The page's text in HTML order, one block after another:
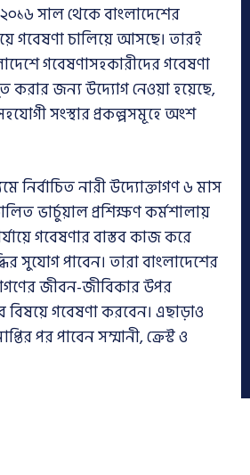
২০১৬ সাল থেকে বাংলাদেশের
গবেষণা চালিয়ে আসছে। তারই
গবেষণাসহকারীদের গবেষণা
করার জন্য উদ্যোগ নেওয়া হয়েছে,
সংস্থার প্রকল্পসমূহে অংশ
নির্বাচিত নারী উদ্যোক্তাগণ ৬ মাস
ভার্চুয়াল প্রশিক্ষণ কর্মশালায়
গবেষণার বাস্তব কাজ করে
সুযোগ পাবেন। তারা বাংলাদেশের
জীবন-জীবিকার উপর
গবেষণা করবেন। এছাড়াও
পর পাবেন সম্মানী, ক্রেস্ট ও